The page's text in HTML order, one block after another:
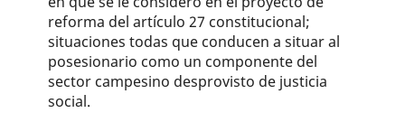
reforma del artículo 27 consti­tucional;
situaciones todas que conducen a situar al
posesionario como un componente del
sector campesino desprovisto de justicia
social.